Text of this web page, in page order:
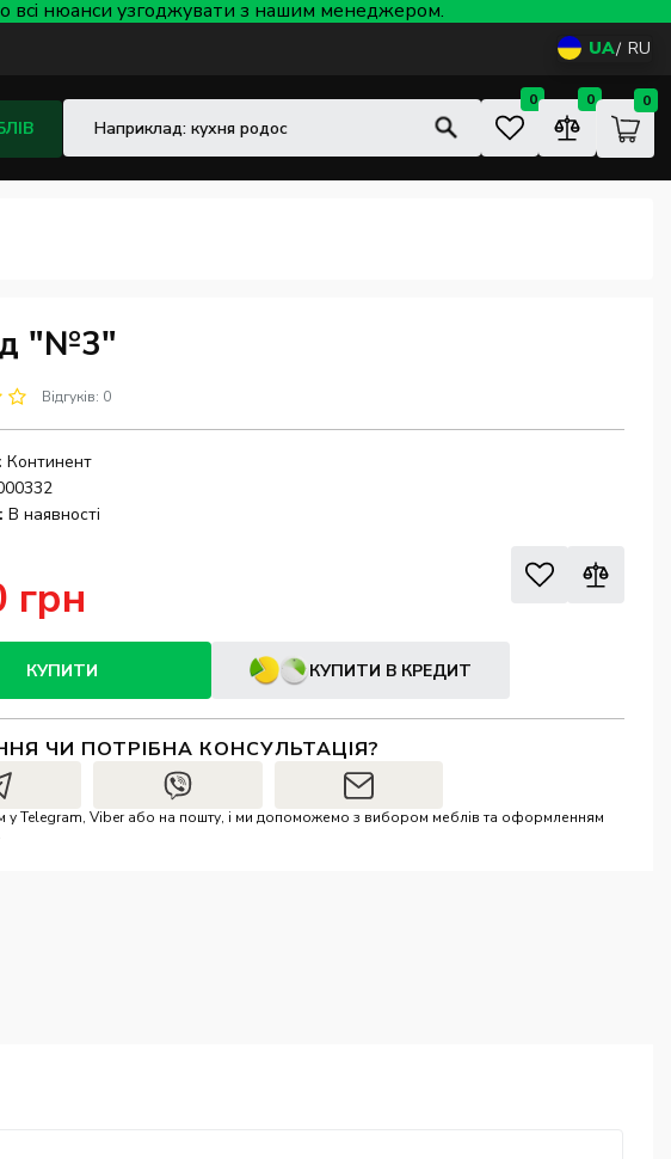
всі нюанси узгоджувати з нашим менеджером.
UA RU
0 0 0
"№3"
Відгуків: 0
Континент
В наявності
грн
КУПИТИ КУПИТИ В КРЕДИТ
ЧИ ПОТРІБНА КОНСУЛЬТАЦІЯ?
у Telegram, Viber або на пошту, і ми допоможемо з вибором меблів та оформленням